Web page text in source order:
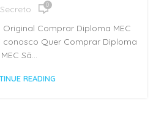
Secreto 0
Comprar Diploma MEC
conosco Quer Comprar Diploma
MEC Sã...
READING